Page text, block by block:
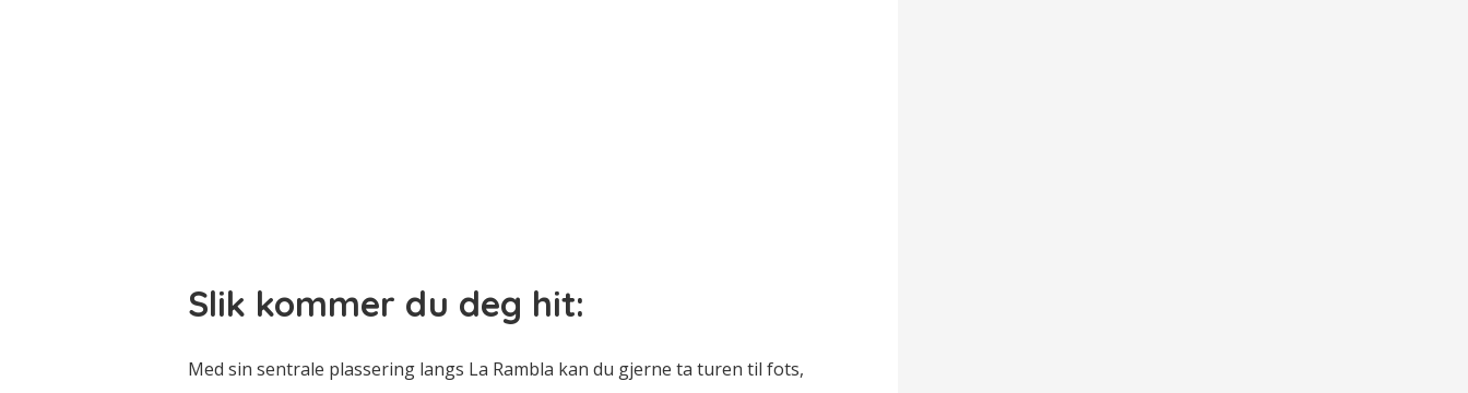
Slik kommer du deg hit:
Med sin sentrale plassering langs La Rambla kan du gjerne ta turen til fots,